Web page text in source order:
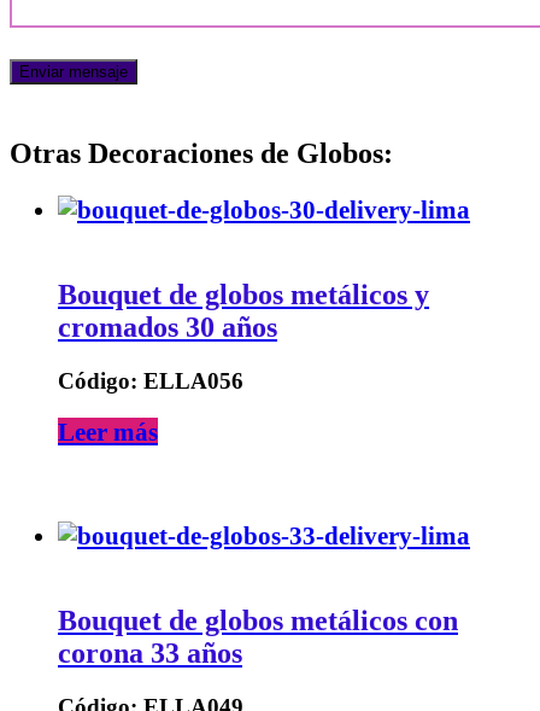
Otras Decoraciones de Globos:
Bouquet de globos metálicos y
cromados 30 años
Código: ELLA056
Leer más
Bouquet de globos metálicos con
corona 33 años